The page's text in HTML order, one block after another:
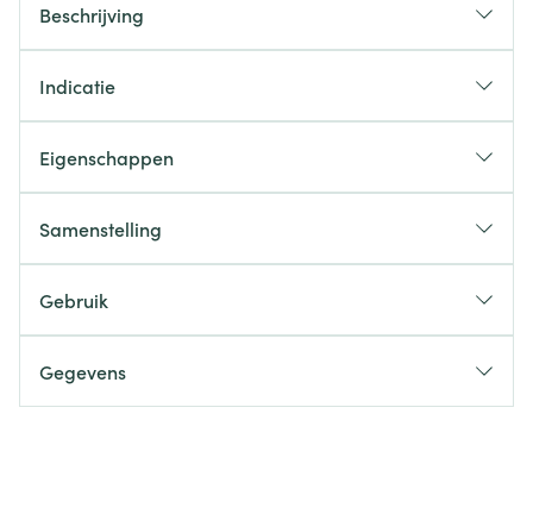
Beschrijving
Indicatie
Eigenschappen
Samenstelling
Gebruik
Gegevens